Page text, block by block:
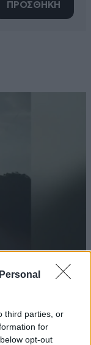
third parties, or
for
opt-out
ΠΡΟΣΘΗΚΗ
γιος